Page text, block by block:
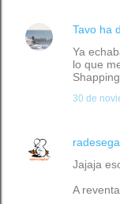
Tavo ha
Ya
lo que
30 de
radesega
Jajaja
A